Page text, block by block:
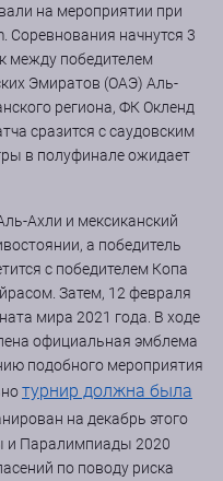
на мероприятии при
Соревнования начнутся 3
между победителем
Эмиратов (ОАЭ) Аль-
региона, ФК Окленд
сразится с саудовским
в полуфинале ожидает
Ахли и мексиканский
а победитель
с победителем Копа
Затем, 12 февраля
мира 2021 года. В ходе
​​официальная эмблема
подобного мероприятия
турнир должна была
на декабрь этого
и Паралимпиады 2020
по поводу риска